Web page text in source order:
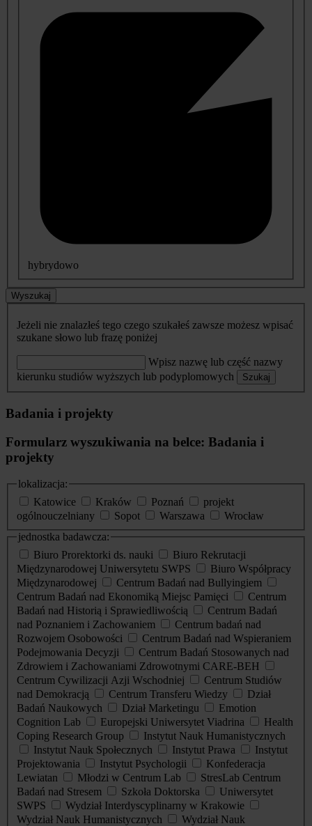
hybrydowo
Wyszukaj
Jeżeli nie znalazłeś tego czego szukałeś zawsze możesz wpisać
szukane słowo lub frazę poniżej
Wpisz nazwę lub część nazwy
kierunku studiów wyższych lub podyplomowych
Szukaj
Badania i projekty
Formularz wyszukiwania na belce: Badania i
projekty
lokalizacja:
Katowice
Kraków Poznań
projekt
ogólnouczelniany
Sopot Warszawa
Wrocław
jednostka badawcza:
Biuro Prorektorki ds. nauki
Biuro Rekrutacji
Międzynarodowej Uniwersytetu SWPS
Biuro Współpracy
Międzynarodowej
Centrum Badań nad Bullyingiem
Centrum Badań nad Ekonomiką Miejsc Pamięci
Centrum
Badań nad Historią i Sprawiedliwością
Centrum Badań
nad Poznaniem i Zachowaniem
Centrum badań nad
Rozwojem Osobowości
Centrum Badań nad Wspieraniem
Podejmowania Decyzji
Centrum Badań Stosowanych nad
Zdrowiem i Zachowaniami Zdrowotnymi CARE-BEH
Centrum Cywilizacji Azji Wschodniej
Centrum Studiów
nad Demokracją
Centrum Transferu Wiedzy
Dział
Badań Naukowych
Dział Marketingu
Emotion
Cognition Lab
Europejski Uniwersytet Viadrina
Health
Coping Research Group
Instytut Nauk Humanistycznych
Instytut Nauk Społecznych
Instytut Prawa
Instytut
Projektowania
Instytut Psychologii
Konfederacja
Lewiatan
Młodzi w Centrum Lab
StresLab Centrum
Badań nad Stresem
Szkoła Doktorska
Uniwersytet
SWPS
Wydział Interdyscyplinarny w Krakowie
Wydział Nauk Humanistycznych
Wydział Nauk